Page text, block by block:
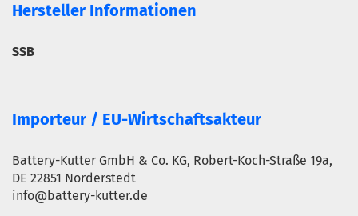
Hersteller Informationen
SSB
Importeur / EU-Wirtschaftsakteur
Battery-Kutter GmbH & Co. KG, Robert-Koch-Straße 19a,
DE 22851 Norderstedt
info@battery-kutter.de